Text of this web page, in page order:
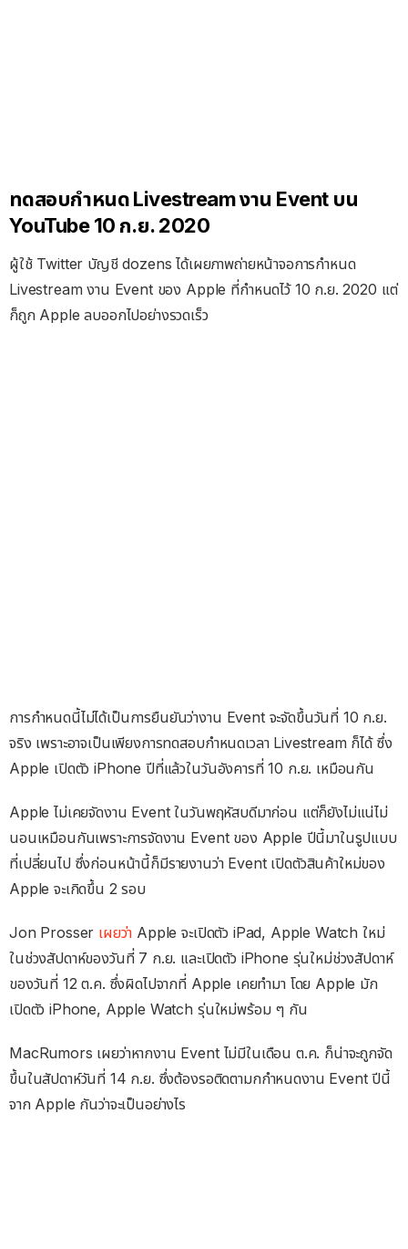
ทดสอบกำหนด Livestream งาน Event บน
YouTube 10 ก.ย. 2020
ผู้ใช้ Twitter บัญชี dozens ได้เผยภาพถ่ายหน้าจอการกำหนด
Livestream งาน Event ของ Apple ที่กำหนดไว้ 10 ก.ย. 2020 แต่
ก็ถูก Apple ลบออกไปอย่างรวดเร็ว
การกำหนดนี้ไม่ได้เป็นการยืนยันว่างาน Event จะจัดขึ้นวันที่ 10 ก.ย.
จริง เพราะอาจเป็นเพียงการทดสอบกำหนดเวลา Livestream ก็ได้ ซึ่ง
Apple เปิดตัว iPhone ปีที่แล้วในวันอังคารที่ 10 ก.ย. เหมือนกัน
Apple ไม่เคยจัดงาน Event ในวันพฤหัสบดีมาก่อน แต่ก็ยังไม่แน่ไม่
นอนเหมือนกันเพราะการจัดงาน Event ของ Apple ปีนี้มาในรูปแบบ
ที่เปลี่ยนไป ซึ่งก่อนหน้านี้ก็มีรายงานว่า Event เปิดตัวสินค้าใหม่ของ
Apple จะเกิดขึ้น 2 รอบ
Jon Prosser เผยว่า Apple จะเปิดตัว iPad, Apple Watch ใหม่
ในช่วงสัปดาห์ของวันที่ 7 ก.ย. และเปิดตัว iPhone รุ่นใหม่ช่วงสัปดาห์
ของวันที่ 12 ต.ค. ซึ่งผิดไปจากที่ Apple เคยทำมา โดย Apple มัก
เปิดตัว iPhone, Apple Watch รุ่นใหม่พร้อม ๆ กัน
MacRumors เผยว่าหากงาน Event ไม่มีในเดือน ต.ค. ก็น่าจะถูกจัด
ขึ้นในสัปดาห์วันที่ 14 ก.ย. ซึ่งต้องรอติดตามกกำหนดงาน Event ปีนี้
จาก Apple กันว่าจะเป็นอย่างไร